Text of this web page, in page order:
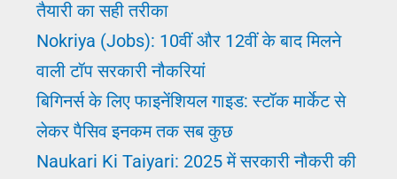
तैयारी का सही तरीका
Nokriya (Jobs): 10वीं और 12वीं के बाद मिलने
वाली टॉप सरकारी नौकरियां
बिगिनर्स के लिए फाइनेंशियल गाइड: स्टॉक मार्केट से
लेकर पैसिव इनकम तक सब कुछ
Naukari Ki Taiyari: 2025 में सरकारी नौकरी की